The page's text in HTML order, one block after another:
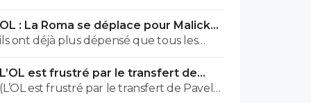
Football.
OL : La Roma se déplace pour Malick
Fofana
ils ont déjà plus dépensé que tous les
clubs de ligue macdo réunis hors quatar..
ils veulent juste profitez au maximum des
clubs qui sont beaucoup plus mal lotis
L’OL est frustré par le transfert de
Pavel Sulc
(L’OL est frustré par le transfert de Pavel